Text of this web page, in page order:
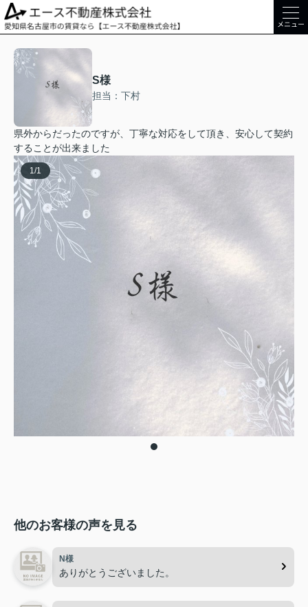
メニュー
S様
担当：下村
県外からだったのですが、丁寧な対応をして頂き、安心して契約
することが出来ました
1/1
他のお客様の声を見る
N様
ありがとうございました。